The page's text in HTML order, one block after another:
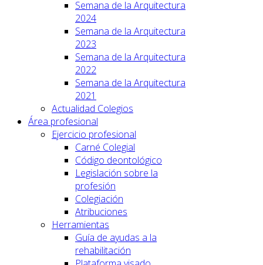
Semana de la Arquitectura
2024
Semana de la Arquitectura
2023
Semana de la Arquitectura
2022
Semana de la Arquitectura
2021
Actualidad Colegios
Área profesional
Ejercicio profesional
Carné Colegial
Código deontológico
Legislación sobre la
profesión
Colegiación
Atribuciones
Herramientas
Guía de ayudas a la
rehabilitación